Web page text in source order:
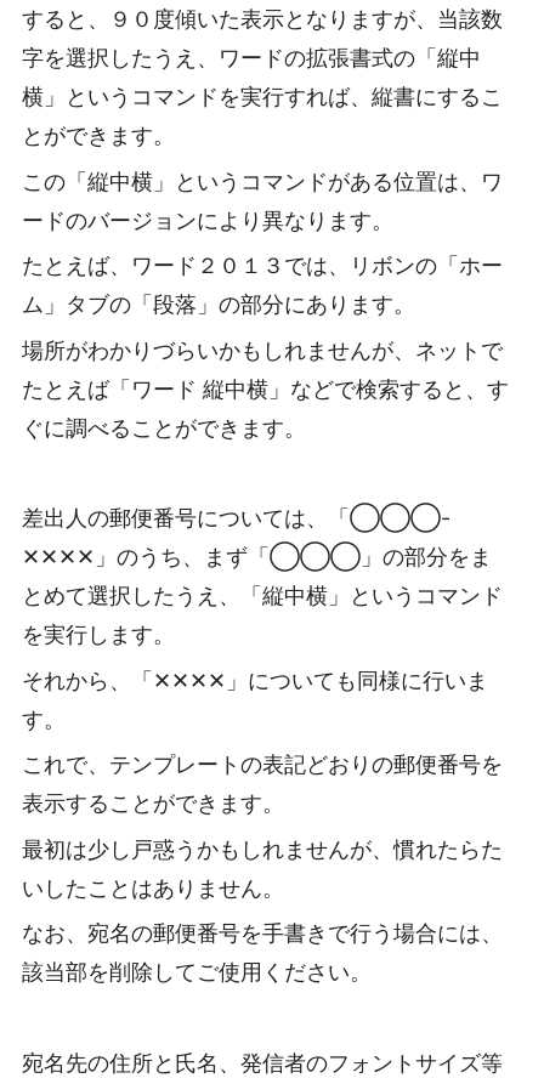
すると、９０度傾いた表示となりますが、当該数
字を選択したうえ、ワードの拡張書式の「縦中
横」というコマンドを実行すれば、縦書にするこ
とができます。
この「縦中横」というコマンドがある位置は、ワ
ードのバージョンにより異なります。
たとえば、ワード２０１３では、リボンの「ホー
ム」タブの「段落」の部分にあります。
場所がわかりづらいかもしれませんが、ネットで
たとえば「ワード 縦中横」などで検索すると、す
ぐに調べることができます。
差出人の郵便番号については、「◯◯◯-
✕✕✕✕」のうち、まず「◯◯◯」の部分をま
とめて選択したうえ、「縦中横」というコマンド
を実行します。
それから、「✕✕✕✕」についても同様に行いま
す。
これで、テンプレートの表記どおりの郵便番号を
表示することができます。
最初は少し戸惑うかもしれませんが、慣れたらた
いしたことはありません。
なお、宛名の郵便番号を手書きで行う場合には、
該当部を削除してご使用ください。
宛名先の住所と氏名、発信者のフォントサイズ等